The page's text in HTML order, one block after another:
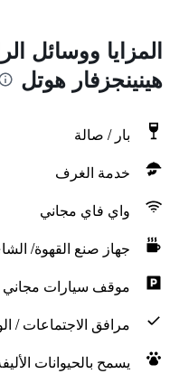
المزايا ووسائل
هينينجزفار هوتل
بار / صالة
خدمة الغرف
واي فاي مجاني
جهاز صنع القهوة/
موقف سيارات مجاني
مرافق الاجتماعات /
يسمح بالحيوانات